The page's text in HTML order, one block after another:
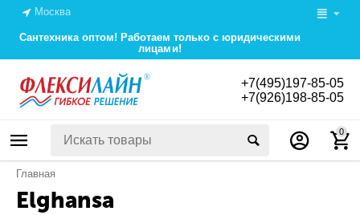
Москва
Сантехника оптом! Работаем только с юридическими
лицами!
+7(495)197-85-05
+7(926)198-85-05
0
Главная
Elghansa